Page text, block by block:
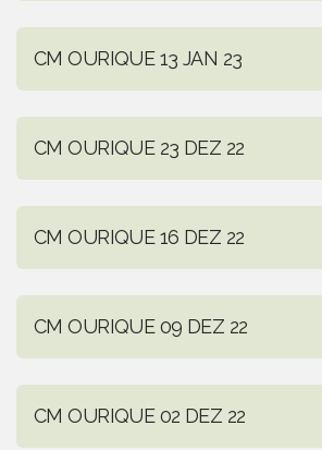
CM OURIQUE 13 JAN 23
CM OURIQUE 23 DEZ 22
CM OURIQUE 16 DEZ 22
CM OURIQUE 09 DEZ 22
CM OURIQUE 02 DEZ 22